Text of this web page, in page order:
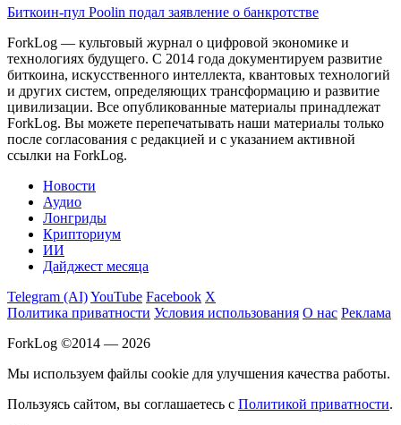
Биткоин-пул Poolin подал заявление о банкротстве
ForkLog — культовый журнал о цифровой экономике и
технологиях будущего. С 2014 года документируем развитие
биткоина, искусственного интеллекта, квантовых технологий
и других систем, определяющих трансформацию и развитие
цивилизации. Все опубликованные материалы принадлежат
ForkLog. Вы можете перепечатывать наши материалы только
после согласования с редакцией и с указанием активной
ссылки на ForkLog.
Новости
Аудио
Лонгриды
Крипториум
ИИ
Дайджест месяца
Telegram (AI)YouTube Facebook X
Политика приватности Условия использования О нас Реклама
ForkLog ©2014 — 2026
Мы используем файлы cookie для улучшения качества работы.
Пользуясь сайтом, вы соглашаетесь с Политикой приватности.